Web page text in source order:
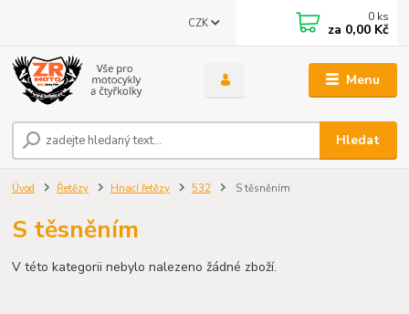
Menu
CZK
Hledat
0 ks
za 0,00 Kč
Úvod Řetězy Hnací řetězy 532 S těsněním
S těsněním
V této kategorii nebylo nalezeno žádné zboží.